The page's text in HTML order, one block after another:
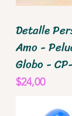
Detalle
Amo -
Globo -
Precio
$24,00